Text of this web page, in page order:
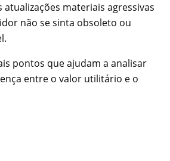
materiais agressivas
não se sinta obsoleto ou
pontos que ajudam a analisar
entre o valor utilitário e o